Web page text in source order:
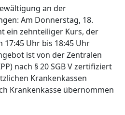
an der
Am Donnerstag, 18.
ein zehnteiliger Kurs, der
Uhr bis 18:45 Uhr
ist von der Zentralen
nach § 20 SGB V zertifiziert
Krankenkassen
Krankenkasse übernommen